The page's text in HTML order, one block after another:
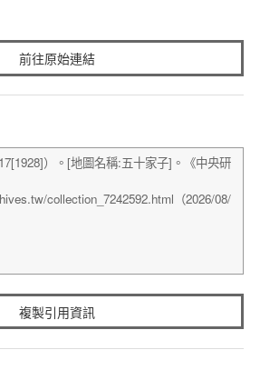
前往原始連結
複製引用資訊